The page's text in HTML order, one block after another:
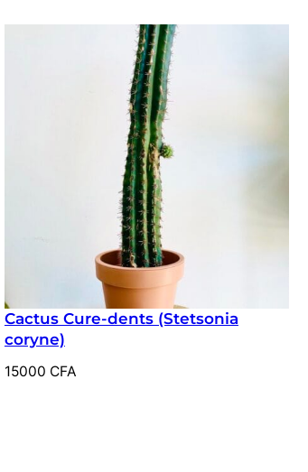
Cactus Cure-dents (Stetsonia
coryne)
15000 CFA